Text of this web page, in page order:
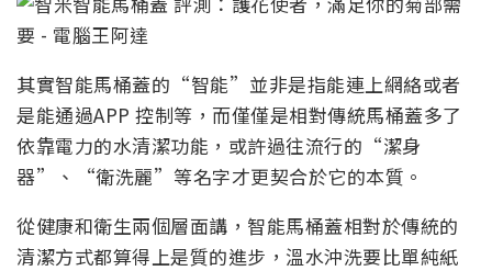
其實智能馬桶蓋的“智能”並非是指能連上網絡或者
是能通過APP 控制等，而僅僅是相對傳統馬桶蓋多了
依靠電力的水清潔功能，或許過往流行的“潔身
器”、“衛洗麗”等名字才更契合於它的本質。
從健康和衛生兩個層面講，智能馬桶蓋相對於傳統的
清潔方式都算得上是質的進步，溫水沖洗要比單純紙